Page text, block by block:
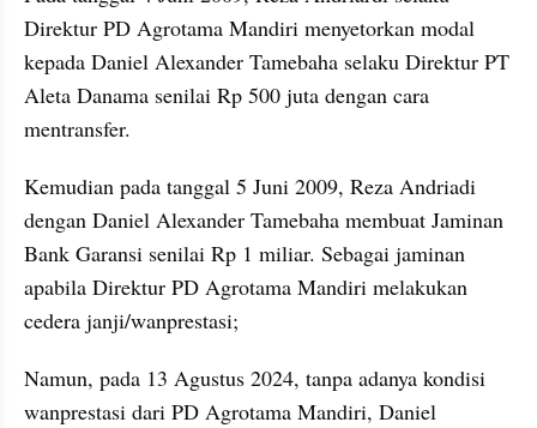
Direktur PD Agrotama Mandiri menyetorkan modal
kepada Daniel Alexander Tamebaha selaku Direktur PT
Aleta Danama senilai Rp 500 juta dengan cara
mentransfer.
Kemudian pada tanggal 5 Juni 2009, Reza Andriadi
dengan Daniel Alexander Tamebaha membuat Jaminan
Bank Garansi senilai Rp 1 miliar. Sebagai jaminan
apabila Direktur PD Agrotama Mandiri melakukan
cedera janji/wanprestasi;
Namun, pada 13 Agustus 2024, tanpa adanya kondisi
wanprestasi dari PD Agrotama Mandiri, Daniel